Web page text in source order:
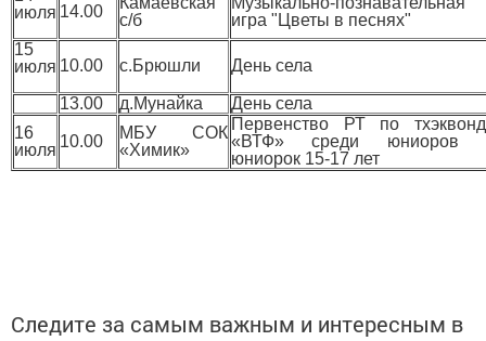
июля 14.00
с/б
игра "Цветы в песнях"
15
июля 10.00 с.Брюшли День села
13.00 д.Мунайка
День села
16
июля 10.00
МБУ СОК
«Химик»
Первенство РТ по
«ВТФ» среди юниоров
юниорок 15-17 лет
Следите за самым важным и интересным в